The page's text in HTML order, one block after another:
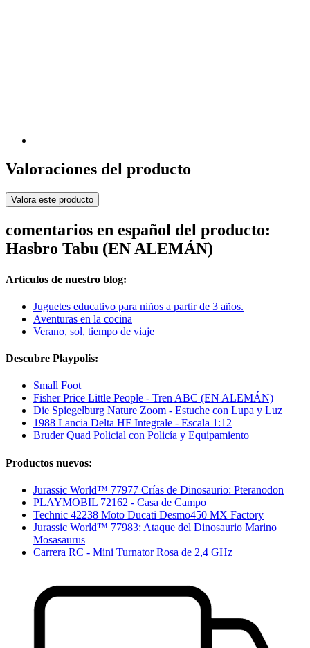
Valoraciones del producto
Valora este producto
comentarios en español del producto:
Hasbro Tabu (EN ALEMÁN)
Artículos de nuestro blog:
Juguetes educativo para niños a partir de 3 años.
Aventuras en la cocina
Verano, sol, tiempo de viaje
Descubre Playpolis:
Small Foot
Fisher Price Little People - Tren ABC (EN ALEMÁN)
Die Spiegelburg Nature Zoom - Estuche con Lupa y Luz
1988 Lancia Delta HF Integrale - Escala 1:12
Bruder Quad Policial con Policía y Equipamiento
Productos nuevos:
Jurassic World™ 77977 Crías de Dinosaurio: Pteranodon
PLAYMOBIL 72162 - Casa de Campo
Technic 42238 Moto Ducati Desmo450 MX Factory
Jurassic World™ 77983: Ataque del Dinosaurio Marino
Mosasaurus
Carrera RC - Mini Turnator Rosa de 2,4 GHz